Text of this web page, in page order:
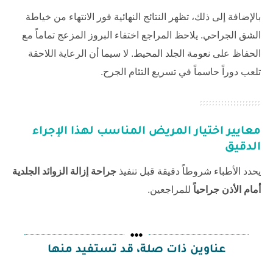
بالإضافة إلى ذلك، تظهر النتائج النهائية فور الانتهاء من خياطة
الشق الجراحي. يلاحظ المراجع اختفاء البروز المزعج تماماً مع
الحفاظ على نعومة الجلد المحيط. لا سيما أن الرعاية اللاحقة
تلعب دوراً حاسماً في تسريع التئام الجرح.
معايير اختيار المريض المناسب لهذا الإجراء
الدقيق
يحدد الأطباء شروطاً دقيقة قبل تنفيذ جراحة إزالة الزوائد الجلدية
أمام الأذن جراحياً للمراجعين.
عناوين ذات صلة، قد تستفيد منها